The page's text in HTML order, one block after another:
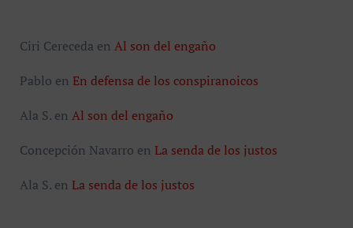
Ciri Cereceda en Al son del engaño
Pablo en En defensa de los conspiranoicos
Ala S.en Al son del engaño
Concepción Navarro en La senda de los justos
Ala S.en La senda de los justos